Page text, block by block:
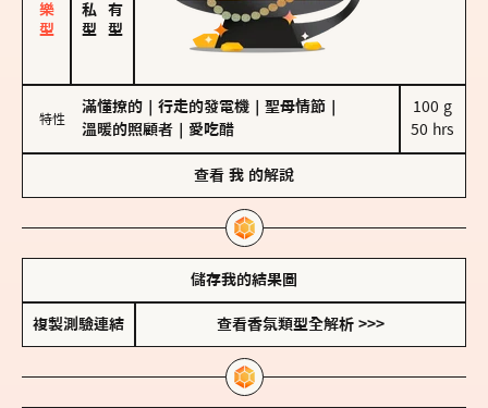
無私型佔有型
特性
滿懂撩的 行走的發電機 聖母情節
溫暖的照顧者
愛吃醋
100 g
50 hrs
查看 我 的解說
儲存我的結果圖
複製測驗連結 查看香氛類型全解析 >>>